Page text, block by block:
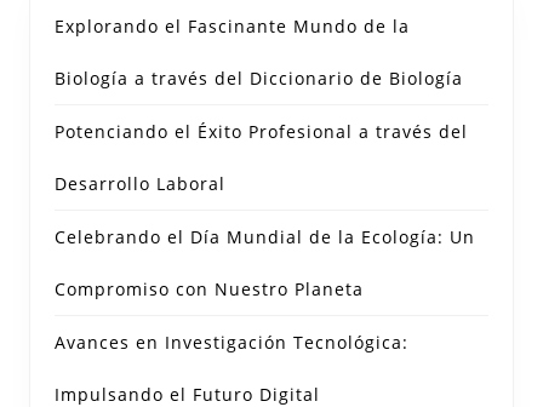
Explorando el Fascinante Mundo de la
Biología a través del Diccionario de Biología
Potenciando el Éxito Profesional a través del
Desarrollo Laboral
Celebrando el Día Mundial de la Ecología: Un
Compromiso con Nuestro Planeta
Avances en Investigación Tecnológica:
Impulsando el Futuro Digital